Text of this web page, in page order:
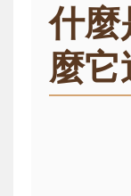
什麼
麼它